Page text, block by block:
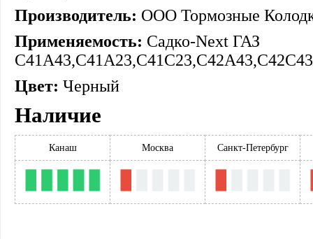
Производитель: ООО Тормозные
Применяемость: Садко-Next ГАЗ
C41A43,C41A23,C41C23,C42A43,C42C43
Цвет: Черный
Наличие
Канаш Москва Санкт-Петербург